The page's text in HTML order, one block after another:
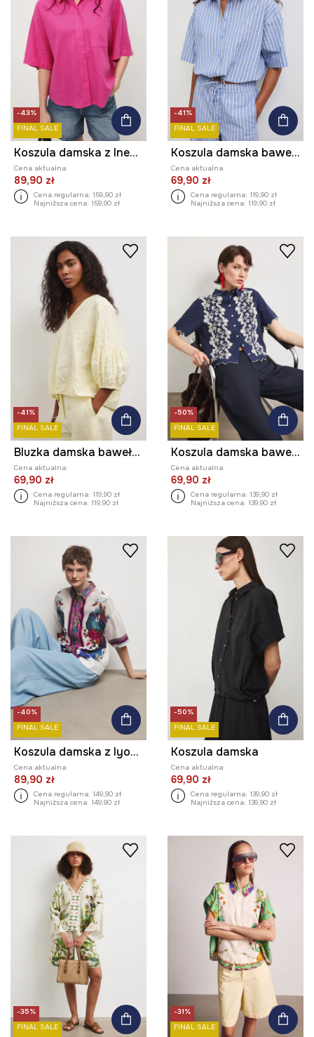
-43%
FINAL SALE
Koszula damska z lnem gładka
Cena aktualna:
89,90 zł
Cena regularna: 159,90 zł
Najniższa cena: 159,90 zł
-41%
FINAL SALE
Koszula damska bawełniana
Cena aktualna:
69,90 zł
Cena regularna: 119,90 zł
Najniższa cena: 119,90 zł
-41%
FINAL SALE
Bluzka damska bawełniana z elastanem
Cena aktualna:
69,90 zł
Cena regularna: 119,90 zł
Najniższa cena: 119,90 zł
-50%
FINAL SALE
Koszula damska bawełniana
Cena aktualna:
69,90 zł
Cena regularna: 139,90 zł
Najniższa cena: 139,90 zł
-40%
FINAL SALE
Koszula damska z lyocellem z kolekcji Ilona Tambor x Medicine
Cena aktualna:
89,90 zł
Cena regularna: 149,90 zł
Najniższa cena: 149,90 zł
-50%
FINAL SALE
Koszula damska
Cena aktualna:
69,90 zł
Cena regularna: 139,90 zł
Najniższa cena: 139,90 zł
-35%
FINAL SALE
-31%
FINAL SALE